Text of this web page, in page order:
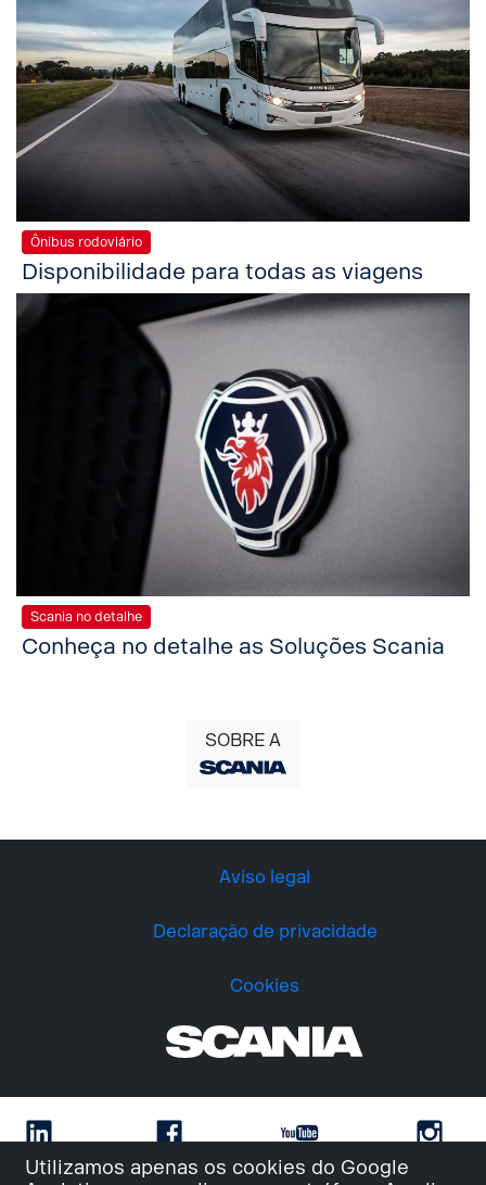
Utilizamos apenas os cookies do Google
Ônibus rodoviário
Disponibilidade para todas as viagens
Scania no detalhe
Conheça no detalhe as Soluções Scania
SOBRE A
Aviso legal
Declaração de privacidade
Cookies